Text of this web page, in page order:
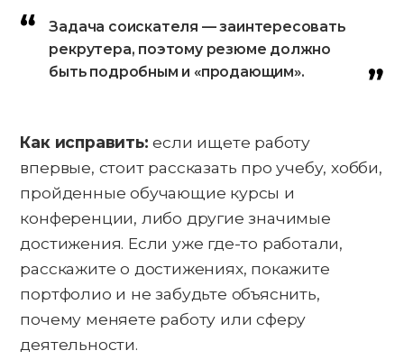
Задача соискателя — заинтересовать
рекрутера, поэтому резюме должно
быть подробным и «продающим».
Как исправить: если ищете работу
впервые, стоит рассказать про учебу, хобби,
пройденные обучающие курсы и
конференции, либо другие значимые
достижения. Если уже где-то работали,
расскажите о достижениях, покажите
портфолио и не забудьте объяснить,
почему меняете работу или сферу
деятельности.